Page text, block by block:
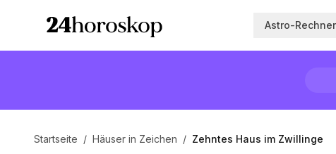
Astro-Rechner
Startseite / Häuser in Zeichen / Zehntes Haus im Zwillinge